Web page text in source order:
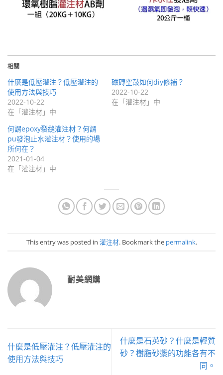
相關
什麼是低壓灌注？低壓灌注的
使用方法與技巧
2022-10-22
在「灌注材」中
磁磚空鼓如何diy修補？
2022-10-22
在「灌注材」中
何謂epoxy裂縫灌注材？何謂
pu發泡止水灌注材？使用的場
所何在？
2021-01-04
在「灌注材」中
This entry was posted in 灌注材. Bookmark the permalink.
耐美網購
什麼是低壓灌注？低壓灌注的
使用方法與技巧
什麼是石英砂？什麼是輕質
砂？樹脂砂漿的功能各有不
同。